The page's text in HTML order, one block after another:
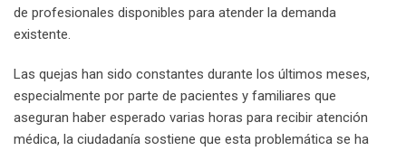
de profesionales disponibles para atender la demanda
existente.
Las quejas han sido constantes durante los últimos meses,
especialmente por parte de pacientes y familiares que
aseguran haber esperado varias horas para recibir atención
médica, la ciudadanía sostiene que esta problemática se ha